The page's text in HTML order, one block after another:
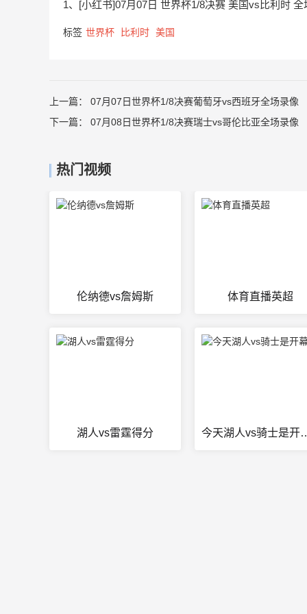
1、[小红书]07月07日 世界杯1/8决赛 美国vs比利时
标签 世界杯 比利时 美国
上一篇： 07月07日世界杯1/8决赛葡萄牙vs西班牙全场录像
下一篇： 07月08日世界杯1/8决赛瑞士vs哥伦比亚全场录像
热门视频
伦纳德vs詹姆斯 体育直播英超
湖人vs雷霆得分 今天湖人